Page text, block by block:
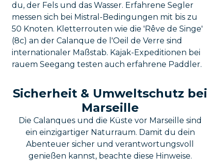
du, der Fels und das Wasser. Erfahrene Segler
messen sich bei Mistral-Bedingungen mit bis zu
50 Knoten. Kletterrouten wie die 'Rêve de Singe'
(8c) an der Calanque de l'Oeil de Verre sind
internationaler Maßstab. Kajak-Expeditionen bei
rauem Seegang testen auch erfahrene Paddler.
Sicherheit & Umweltschutz bei
Marseille
Die Calanques und die Küste vor Marseille sind
ein einzigartiger Naturraum. Damit du dein
Abenteuer sicher und verantwortungsvoll
genießen kannst, beachte diese Hinweise.